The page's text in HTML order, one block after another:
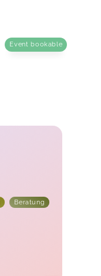
Event bookable
Beratung